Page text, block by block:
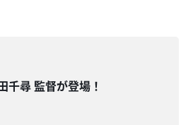
千尋 監督が登場！